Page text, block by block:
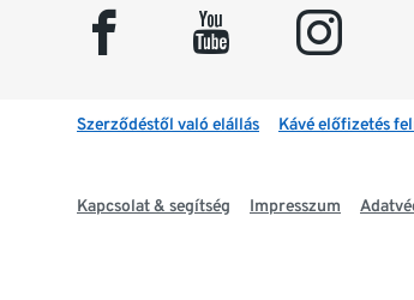
facebook youtube instagram
Szerződéstől való elállás Kávé előfizetés
Kapcsolat & segítség Impresszum